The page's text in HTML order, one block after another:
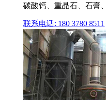
碳酸钙、重晶石、石膏
联系电话: 180 3780 8511